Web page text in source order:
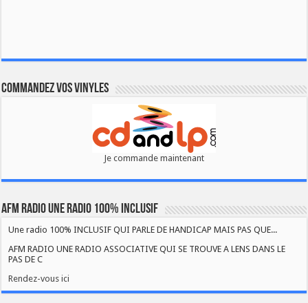
Commandez vos vinyles
Je commande maintenant
AFM RADIO UNE RADIO 100% INCLUSIF
Une radio 100% INCLUSIF QUI PARLE DE HANDICAP MAIS PAS QUE...
AFM RADIO UNE RADIO ASSOCIATIVE QUI SE TROUVE A LENS DANS LE
PAS DE C
Rendez-vous ici